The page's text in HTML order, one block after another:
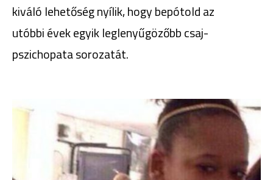
kiváló lehetőség nyílik, hogy bepótold az
utóbbi évek egyik leglenyűgözőbb csaj-
pszichopata sorozatát.